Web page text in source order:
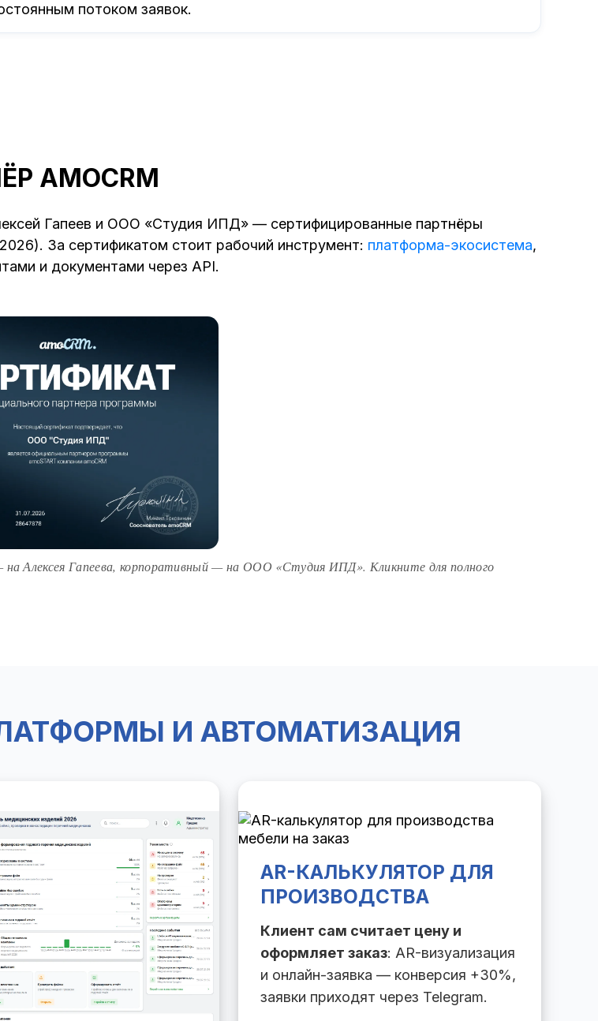
потоком заявок.
AMOCRM
Гапеев и ООО «Студия ИПД» — сертифицированные партнёры
За сертификатом стоит рабочий инструмент: платформа-экосистема,
и документами через API.
Алексея Гапеева, корпоративный — на ООО «Студия ИПД». Кликните для полного
И АВТОМАТИЗАЦИЯ
AR-КАЛЬКУЛЯТОР ДЛЯ
ПРОИЗВОДСТВА
Клиент сам считает цену и
оформляет заказ: AR-визуализация
и онлайн-заявка — конверсия +30%,
заявки приходят через Telegram.